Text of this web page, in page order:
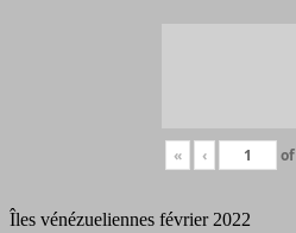
« ‹ of
Îles vénézueliennes février 2022